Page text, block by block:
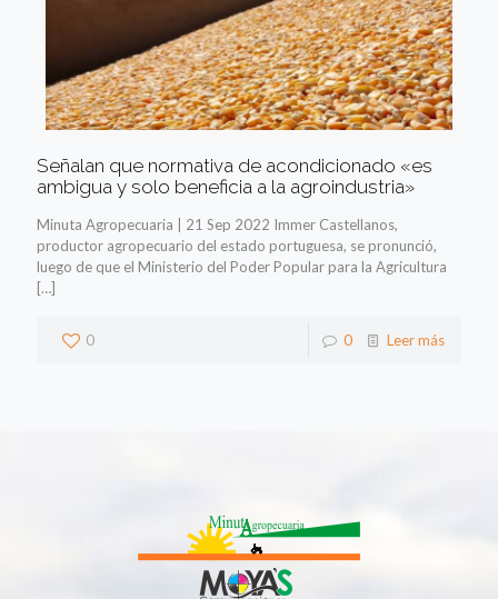
Señalan que normativa de acondicionado «es
ambigua y solo beneficia a la agroindustria»
Minuta Agropecuaria | 21 Sep 2022 Immer Castellanos,
productor agropecuario del estado portuguesa, se pronunció,
luego de que el Ministerio del Poder Popular para la Agricultura
[…]
0 0 Leer más